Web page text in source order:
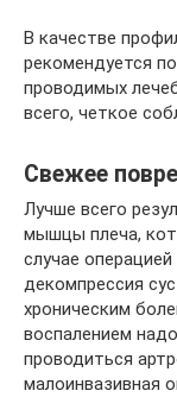
В качестве
рекомендуется
проводимых
всего, четкое
Свежее
Лучше всего
мышцы плеча,
случае
декомпрессия
хроническим
воспалением
проводиться
малоинвазивная